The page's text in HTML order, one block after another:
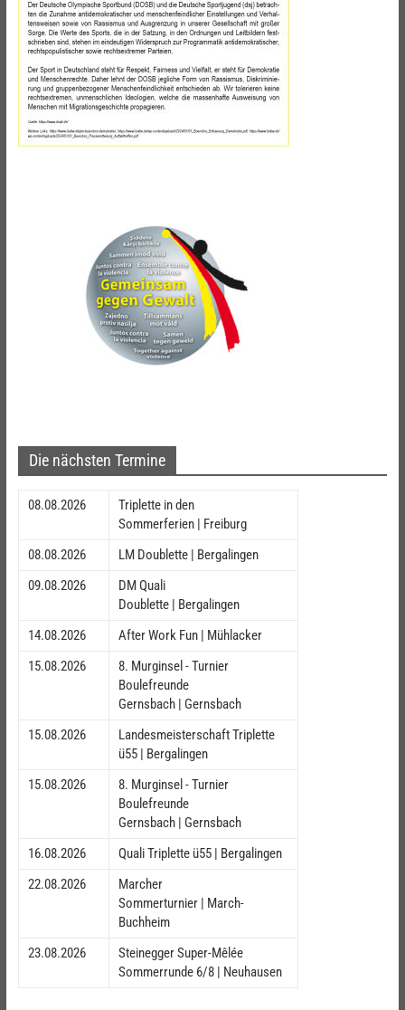
Die nächsten Termine
08.08.2026
Triplette in den
Sommerferien | Freiburg
08.08.2026
LM Doublette | Bergalingen
09.08.2026
DM Quali
Doublette | Bergalingen
14.08.2026
After Work Fun | Mühlacker
15.08.2026
8. Murginsel - Turnier
Boulefreunde
Gernsbach | Gernsbach
15.08.2026
Landesmeisterschaft Triplette
ü55 | Bergalingen
15.08.2026
8. Murginsel - Turnier
Boulefreunde
Gernsbach | Gernsbach
16.08.2026
Quali Triplette ü55 | Bergalingen
22.08.2026
Marcher
Sommerturnier | March-
Buchheim
23.08.2026
Steinegger Super-Mêlée
Sommerrunde 6/8 | Neuhausen